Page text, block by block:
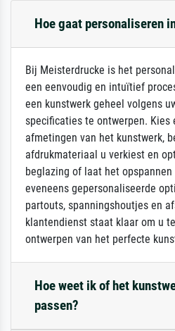
Hoe gaat personaliseren
Bij Meisterdrucke is het
een eenvoudig en intuïtief
een kunstwerk geheel volgens
specificaties te ontwerpen. Kies
afmetingen van het kunstwerk,
afdrukmateriaal u verkiest en
beglazing of laat het
eveneens gepersonaliseerde
partouts, spanningshoutjes en
klantendienst staat klaar om u
ontwerpen van het perfecte
Hoe weet ik of het
passen?